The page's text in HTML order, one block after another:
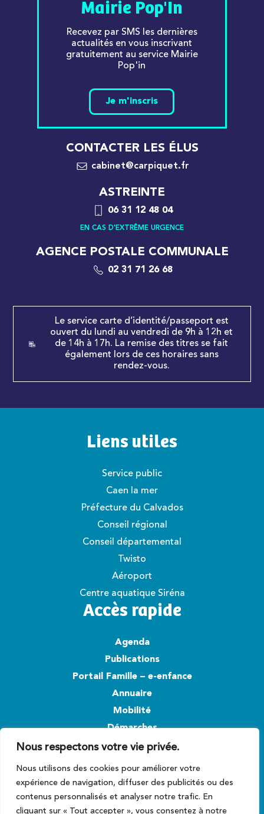
Nous respectons votre vie privée.
Nous utilisons des cookies pour améliorer votre
expérience de navigation, diffuser des publicités ou des
contenus personnalisés et analyser notre trafic. En
cliquant sur « Tout accepter », vous consentez à notre
Mairie Pop'In
Recevez par SMS les dernières
actualités en vous inscrivant
gratuitement au service Mairie
Pop'in
Je m'inscris
CONTACTER LES ÉLUS
cabinet@carpiquet.fr
ASTREINTE
06 31 12 48 04
EN CAS D'EXTRÊME URGENCE
AGENCE POSTALE COMMUNALE
02 31 71 26 68
Le service carte d’identité/passeport est
ouvert du lundi au vendredi de 9h à 12h et
de 14h à 17h. La remise des titres se fait
également lors de ces horaires sans
rendez-vous.
Liens utiles
Service public
Caen la mer
Préfecture du Calvados
Conseil régional
Conseil départemental
Twisto
Aéroport
Centre aquatique Siréna
Accès rapide
Agenda
Publications
Portail Famille – e-enfance
Annuaire
Mobilité
Démarches
Suivez-nous